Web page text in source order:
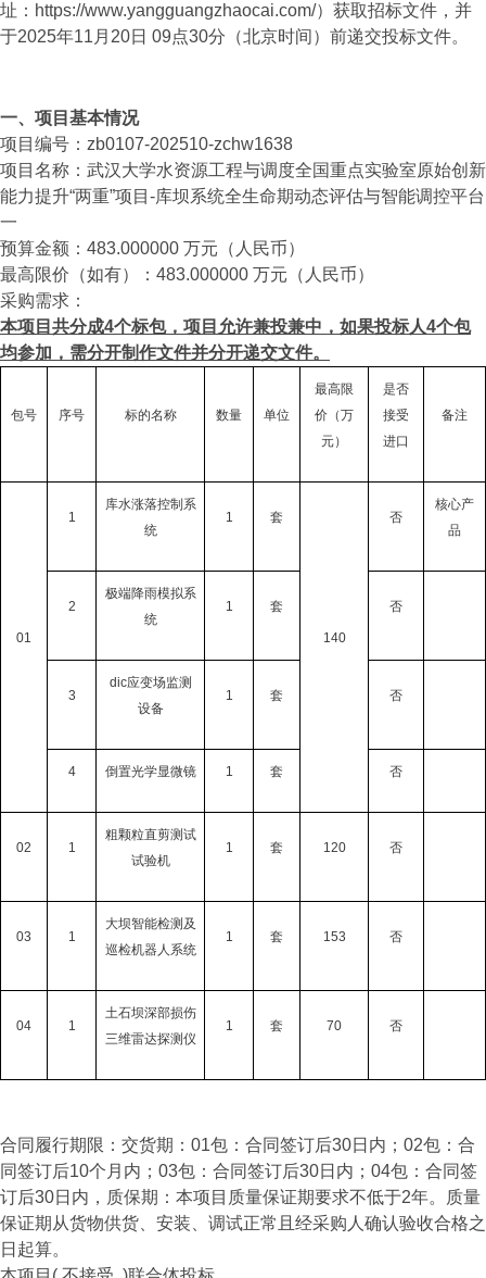
址：https://www.yangguangzhaocai.com/）获取招标文件，并
于2025年11月20日 09点30分（北京时间）前递交投标文件。
一、项目基本情况
项目编号：zb0107-202510-zchw1638
项目名称：武汉大学水资源工程与调度全国重点实验室原始创新
能力提升“两重”项目-库坝系统全生命期动态评估与智能调控平台
一
预算金额：483.000000 万元（人民币）
最高限价（如有）：483.000000 万元（人民币）
采购需求：
本项目共分成4个标包，项目允许兼投兼中，如果投标人4个包
均参加，需分开制作文件并分开递交文件。
包号 序号 标的名称 数量 单位
最高限
价（万
元）
是否
接受
进口
备注
01
1
库水涨落控制系
统
1 套
140
否
核心产
品
2
极端降雨模拟系
统
1 套 否
3
dic应变场监测
设备
1 套 否
4 倒置光学显微镜 1 套 否
02 1
粗颗粒直剪测试
试验机
1 套 120 否
03 1
大坝智能检测及
巡检机器人系统
1 套 153 否
04 1
土石坝深部损伤
三维雷达探测仪
1 套 70 否
合同履行期限：交货期：01包：合同签订后30日内；02包：合
同签订后10个月内；03包：合同签订后30日内；04包：合同签
订后30日内，质保期：本项目质量保证期要求不低于2年。质量
保证期从货物供货、安装、调试正常且经采购人确认验收合格之
日起算。